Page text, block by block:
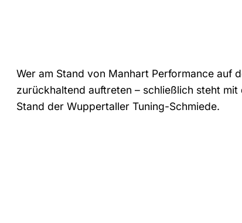
Wer am Stand von Manhart Performance auf
zurückhaltend auftreten – schließlich steht
Stand der Wuppertaller Tuning-Schmiede.